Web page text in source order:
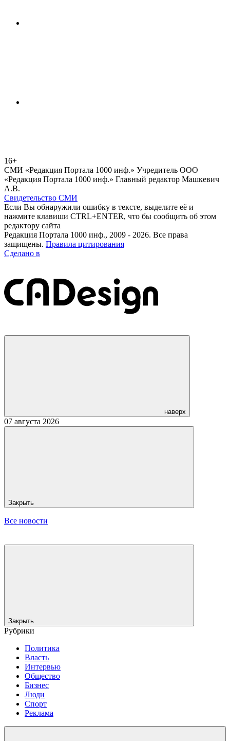
16+
СМИ «Редакция Портала 1000 инф.» Учредитель ООО
«Редакция Портала 1000 инф.» Главный редактор Машкевич
А.В.
Свидетельство СМИ
Если Вы обнаружили ошибку в тексте, выделите её и
нажмите клавиши CTRL+ENTER, что бы сообщить об этом
редактору сайта
Редакция Портала 1000 инф., 2009 - 2026. Все права
защищены. Правила цитирования
Сделано в
наверх
07 августа 2026
Закрыть
Все новости
Закрыть
Рубрики
Политика
Власть
Интервью
Общество
Бизнес
Люди
Спорт
Реклама